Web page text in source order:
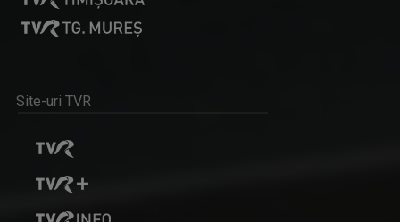
Site-uri TVR